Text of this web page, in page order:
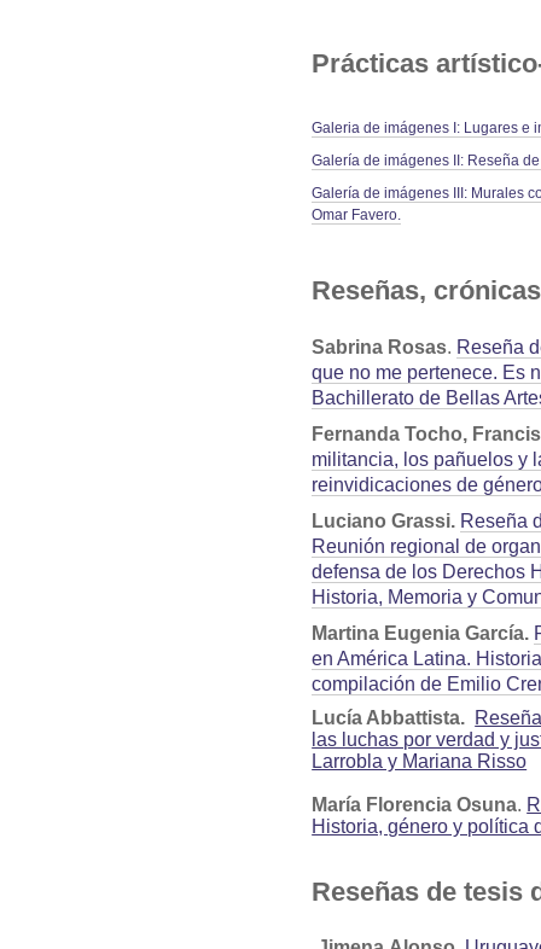
Prácticas
Galeria de imágenes I: Lugares e
Galería de imágenes II: Reseña
Galería de imágenes III: Murales
Omar Favero.
Reseñas,
Sabrina Rosas. Reseña
que no me pertenece. Es
Bachillerato de Bellas
Fernanda Tocho,
militancia, los pañuelos y
reinvidicaciones de
Luciano Grassi. Reseña
Reunión regional de
defensa de los Derechos
Historia, Memoria y
Martina Eugenia García.
en América Latina.
compilación de Emilio
Lucía Abbattista.
las luchas por verdad y
Larrobla y Mariana Risso
María Florencia Osuna.
Historia, género y política
Reseñas de tesis